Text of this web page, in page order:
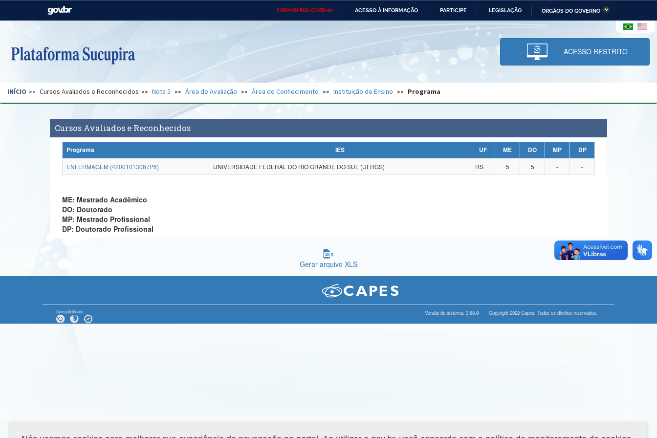
CORONAVÍRUS (COVID-19) ACESSO À INFORMAÇÃO PARTICIPE LEGISLAÇÃO ÓRGÃOS DO GOVERNO
Casa Civil Ministério das Relações Ministério da Economia Ministério da Infraestrutura
Pecuária e Abastecimento
Ministério da Ciência,
Tecnologia, Inovações e
Comunicações
Ministério do Desenvolvimento
Regional e dos Direitos Humanos
Secretaria de Governo Gabinete de Segurança Advocacia-Geral da União Banco Central do Brasil Planalto
ACESSO RESTRITO
INÍCIO Cursos Avaliados e Reconhecidos Nota 5 Área de Avaliação Área de Conhecimento Instituição de Ensino Programa
Cursos Avaliados e Reconhecidos
Programa IES UF ME DO MP
DP
ENFERMAGEM (42001013067P6)
UNIVERSIDADE FEDERAL DO RIO GRANDE DO SUL (UFRGS) RS 5 5 - -
ME: Mestrado Acadêmico
DO: Doutorado
MP: Mestrado Profissional
DP: Doutorado Profissional
Gerar arquivo XLS
Compatibilidade Versão do sistema: 3.88.9 Copyright 2022 Capes. Todos os direitos reservados.